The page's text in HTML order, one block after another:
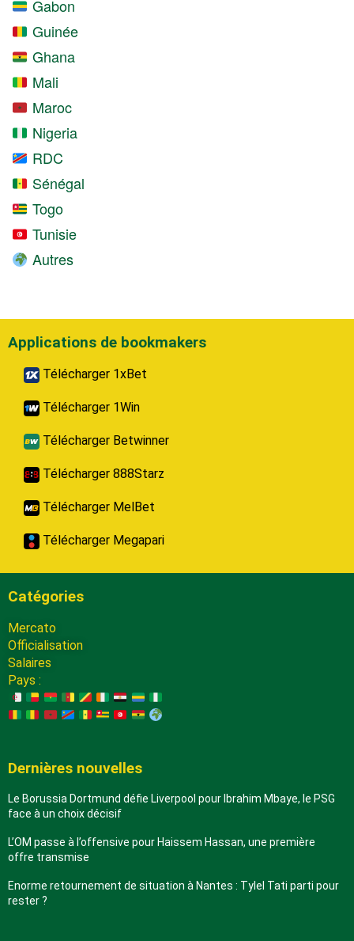
Gabon
Guinée
Ghana
Mali
Maroc
Nigeria
RDC
Sénégal
Togo
Tunisie
Autres
Applications de bookmakers
Télécharger 1xBet
Télécharger 1Win
Télécharger Betwinner
Télécharger 888Starz
Télécharger MelBet
Télécharger Megapari
Catégories
Mercato
Officialisation
Salaires
Pays :
Dernières nouvelles
Le Borussia Dortmund défie Liverpool pour Ibrahim Mbaye, le PSG
face à un choix décisif
L’OM passe à l’offensive pour Haissem Hassan, une première
offre transmise
Enorme retournement de situation à Nantes : Tylel Tati parti pour
rester ?